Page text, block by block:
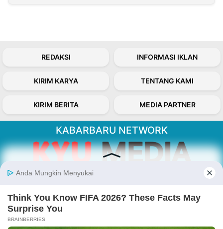
REDAKSI INFORMASI IKLAN
KIRIM KARYA TENTANG KAMI
KIRIM BERITA MEDIA PARTNER
KABARBARU NETWORK
Kabarbaru.co menyajikan berita aktual dan